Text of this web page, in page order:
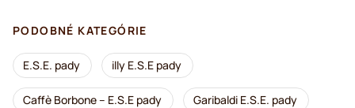
PODOBNÉ KATEGÓRIE
E.S.E. pady illy E.S.E pady
Caffè Borbone – E.S.E pady Garibaldi E.S.E. pady